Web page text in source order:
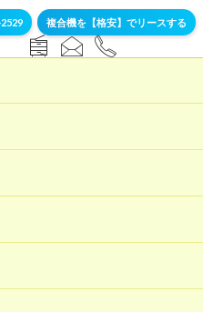
複合機を【格安】でリースする